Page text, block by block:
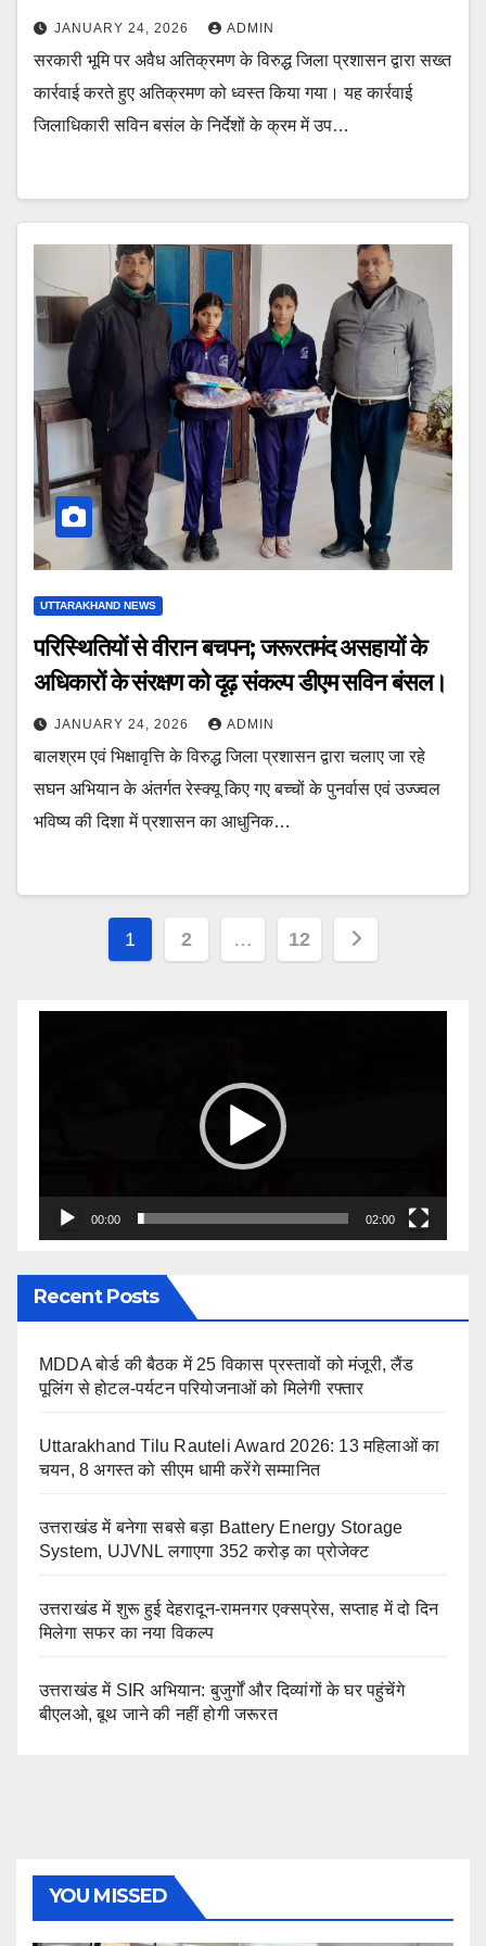
JANUARY 24, 2026 ADMIN
सरकारी भूमि पर अवैध अतिक्रमण के विरुद्ध जिला प्रशासन द्वारा सख्त
कार्रवाई करते हुए अतिक्रमण को ध्वस्त किया गया। यह कार्रवाई
जिलाधिकारी सविन बसंल के निर्देशों के क्रम में उप…
UTTARAKHAND NEWS
परिस्थितियों से वीरान बचपन; जरूरतमंद असहायों के
अधिकारों के संरक्षण को दृढ़ संकल्प डीएम सविन बंसल।
JANUARY 24, 2026 ADMIN
बालश्रम एवं भिक्षावृत्ति के विरुद्ध जिला प्रशासन द्वारा चलाए जा रहे
सघन अभियान के अंतर्गत रेस्क्यू किए गए बच्चों के पुनर्वास एवं उज्ज्वल
भविष्य की दिशा में प्रशासन का आधुनिक…
Posts
1 2 … 12
00:00 02:00
Recent Posts
MDDA बोर्ड की बैठक में 25 विकास प्रस्तावों को मंजूरी, लैंड
पूलिंग से होटल-पर्यटन परियोजनाओं को मिलेगी रफ्तार
Uttarakhand Tilu Rauteli Award 2026: 13 महिलाओं का
चयन, 8 अगस्त को सीएम धामी करेंगे सम्मानित
उत्तराखंड में बनेगा सबसे बड़ा Battery Energy Storage
System, UJVNL लगाएगा 352 करोड़ का प्रोजेक्ट
उत्तराखंड में शुरू हुई देहरादून-रामनगर एक्सप्रेस, सप्ताह में दो दिन
मिलेगा सफर का नया विकल्प
उत्तराखंड में SIR अभियान: बुजुर्गों और दिव्यांगों के घर पहुंचेंगे
बीएलओ, बूथ जाने की नहीं होगी जरूरत
YOU MISSED